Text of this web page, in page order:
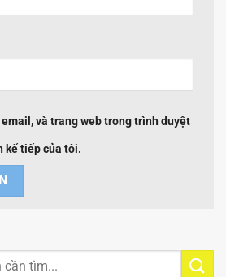
và trang web trong trình duyệt
kế tiếp của tôi.